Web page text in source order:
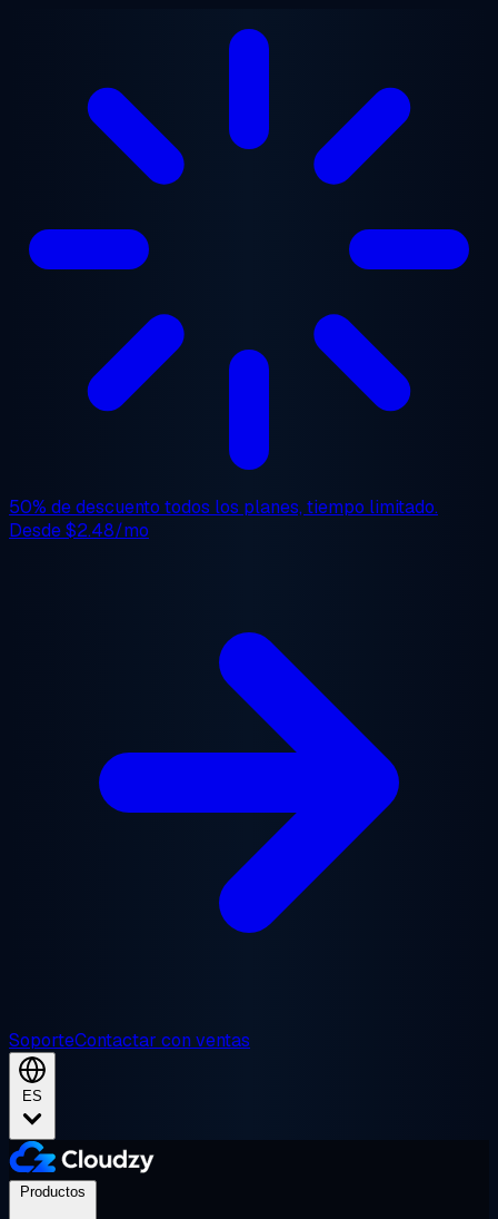
50% de descuento todos los planes, tiempo limitado.
Desde$2.48/mo
SoporteContactar con ventas
ES